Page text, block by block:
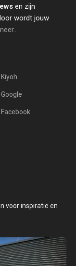
en zijn
wordt jouw
Kiyoh
Google
Facebook
voor inspiratie en